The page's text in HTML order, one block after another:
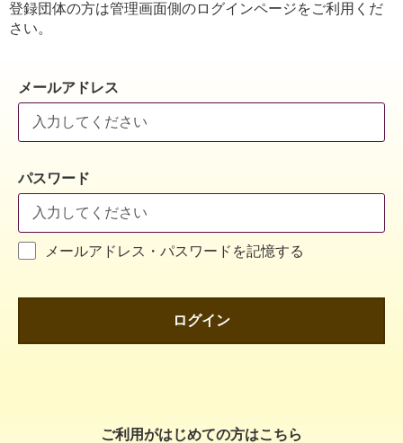
登録団体の方は管理画面側のログインページをご利用くだ
さい。
メールアドレス
パスワード
メールアドレス・パスワードを記憶する
ログイン
ご利用がはじめての方はこちら